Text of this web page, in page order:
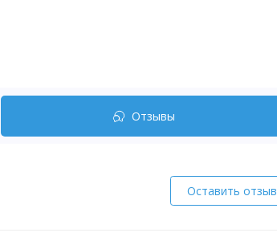
Отзывы
Оставить отзыв